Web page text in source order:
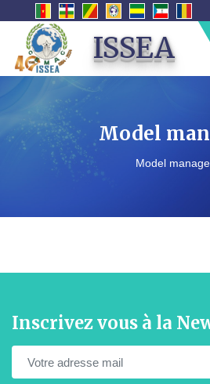
ISSEA
Model
Model
Inscrivez vous à la